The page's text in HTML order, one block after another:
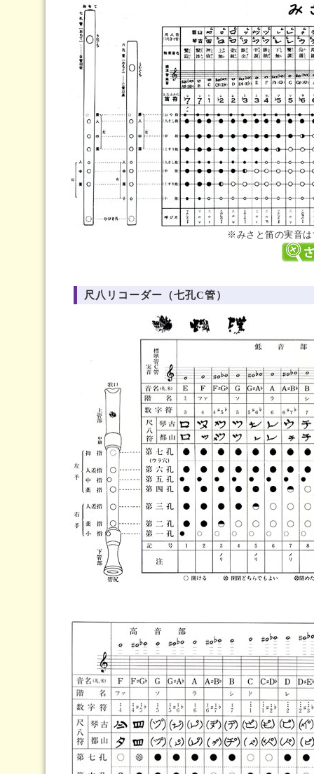
※みさと笛の実音は
尺八リコーダー（七孔C管）